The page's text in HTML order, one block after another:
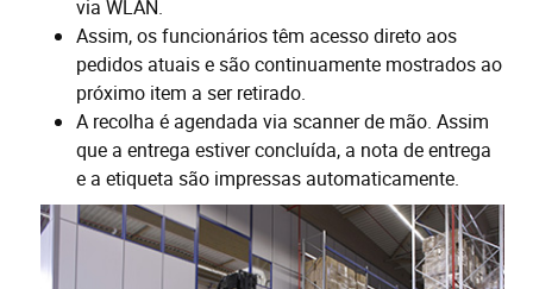
via WLAN.
Assim, os funcionários têm acesso direto aos
pedidos atuais e são continuamente mostrados ao
próximo item a ser retirado.
A recolha é agendada via scanner de mão. Assim
que a entrega estiver concluída, a nota de entrega
e a etiqueta são impressas automaticamente.